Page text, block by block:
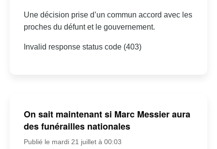
Une décision prise d’un commun accord avec les
proches du défunt et le gouvernement.
Invalid response status code (403)
On sait maintenant si Marc Messier aura
des funérailles nationales
Publié le mardi 21 juillet à 00:03